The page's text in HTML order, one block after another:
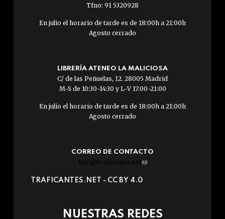
Tfno: 91 5320928
En julio el horario de tarde es de 18:00h a 21:00h
Agosto cerrado
LIBRERÍA ATENEO LA MALICIOSA
C/ de las Peñuelas, 12. 28005 Madrid
M-S de 10:30-14:30 y L-V 17:00-21:00
En julio el horario de tarde es de 18:00h a 21:00h
Agosto cerrado
CORREO DE CONTACTO
info@traficantes.net (link
e-
TRAFICANTES.NET - CC BY 4.0
NUESTRAS REDES